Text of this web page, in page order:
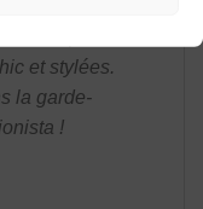
et stylées.
la garde-
!